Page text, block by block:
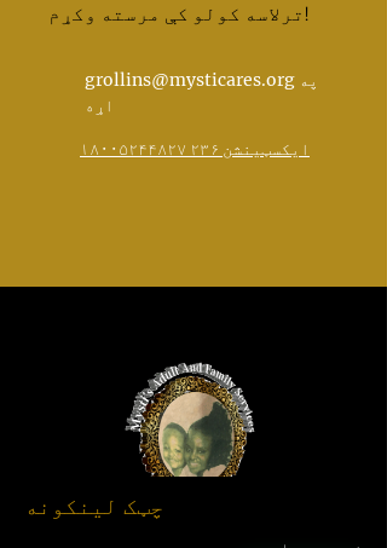
ترلاسه کولو کې مرسته وکړم!
grollins@mysticares.org په
اړه
۱۸۰۰۵۲۴۴۸۲۷ ایکسټینشن ۲۳۶
چټک لینکونه